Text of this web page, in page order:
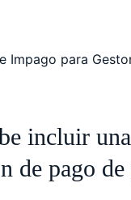
incluir una
de pago de